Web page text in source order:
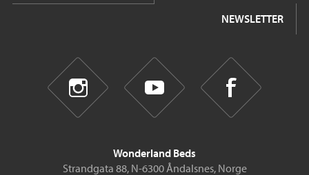
NEWSLETTER
Wonderland Beds
Strandgata 88, N-6300 Åndalsnes, Norge